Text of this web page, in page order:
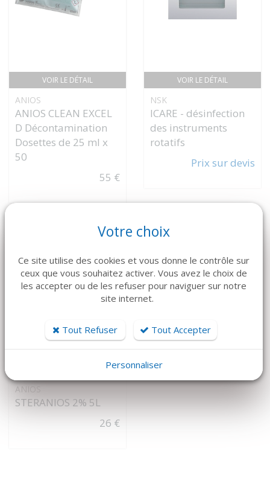
VOIR LE DÉTAIL
ANIOS
ANIOS CLEAN EXCEL
D Décontamination
Dosettes de 25 ml x
50
55 €
VOIR LE DÉTAIL
NSK
ICARE - désinfection
des instruments
rotatifs
Prix sur devis
ANIOS
STERANIOS 2% 5L
26 €
Votre choix
Ce site utilise des cookies et vous donne le contrôle sur
ceux que vous souhaitez activer. Vous avez le choix de
les accepter ou de les refuser pour naviguer sur notre
site internet.
Tout Refuser Tout Accepter
Personnaliser